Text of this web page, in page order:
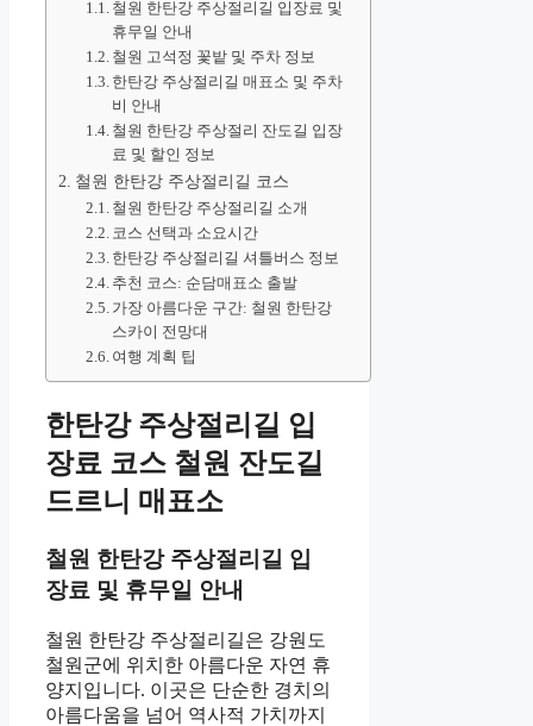
철원 한탄강 주상절리길 입장료 및
휴무일 안내
철원 고석정 꽃밭 및 주차 정보
한탄강 주상절리길 매표소 및 주차
비 안내
철원 한탄강 주상절리 잔도길 입장
료 및 할인 정보
철원 한탄강 주상절리길 코스
철원 한탄강 주상절리길 소개
코스 선택과 소요시간
한탄강 주상절리길 셔틀버스 정보
추천 코스: 순담매표소 출발
가장 아름다운 구간: 철원 한탄강
스카이 전망대
여행 계획 팁
한탄강 주상절리길 입
장료 코스 철원 잔도길
드르니 매표소
철원 한탄강 주상절리길 입
장료 및 휴무일 안내
철원 한탄강 주상절리길은 강원도
철원군에 위치한 아름다운 자연 휴
양지입니다. 이곳은 단순한 경치의
아름다움을 넘어 역사적 가치까지